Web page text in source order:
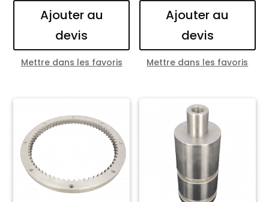
Ajouter au
devis
Mettre dans les favoris
Ajouter au
devis
Mettre dans les favoris